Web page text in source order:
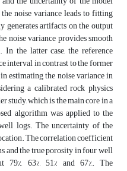
noise variance leads to fitting
generates artifacts on the output
noise variance provides smooth
the latter case, the reference
interval in contrast to the former
estimating the noise variance in
a calibrated rock physics
study, which is the main core in a
algorithm was applied to the
logs. The uncertainty of the
The correlation coefficient
and the true porosity in four well
63%, 51% and 67%. The